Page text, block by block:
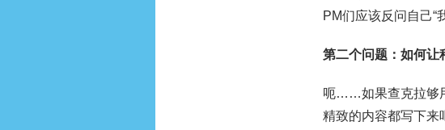
PM们应该反问自己“
第二个问题：如何让
呃……如果查克拉够
精致的内容都写下来